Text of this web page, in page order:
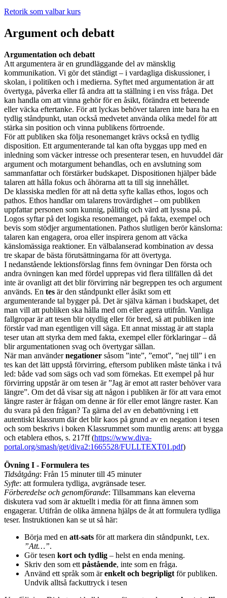
Retorik som valbar kurs
Argument och debatt
Argumentation och debatt
Att argumentera är en grundläggande del av mänsklig
kommunikation. Vi gör det ständigt – i vardagliga diskussioner, i
skolan, i politiken och i medierna. Syftet med argumentation är att
övertyga, påverka eller få andra att ta ställning i en viss fråga. Det
kan handla om att vinna gehör för en åsikt, förändra ett beteende
eller väcka eftertanke. För att lyckas behöver talaren inte bara ha en
tydlig ståndpunkt, utan också medvetet använda olika medel för att
stärka sin position och vinna publikens förtroende.
För att publiken ska följa resonemanget krävs också en tydlig
disposition. Ett argumenterande tal kan ofta byggas upp med en
inledning som väcker intresse och presenterar tesen, en huvuddel där
argument och motargument behandlas, och en avslutning som
sammanfattar och förstärker budskapet. Dispositionen hjälper både
talaren att hålla fokus och åhörarna att ta till sig innehållet.
De klassiska medlen för att nå detta syfte kallas ethos, logos och
pathos. Ethos handlar om talarens trovärdighet – om publiken
uppfattar personen som kunnig, pålitlig och värd att lyssna på.
Logos syftar på det logiska resonemanget, på fakta, exempel och
bevis som stödjer argumentationen. Pathos slutligen berör känslorna:
talaren kan engagera, oroa eller inspirera genom att väcka
känslomässiga reaktioner. En välbalanserad kombination av dessa
tre skapar de bästa förutsättningarna för att övertyga.
I nedanstående lektionsförslag finns fem övningar Den första och
andra övningen kan med fördel upprepas vid flera tillfällen då det
inte är ovanligt att det blir förvirring när begreppen tes och argument
används. En tes är den ståndpunkt eller åsikt som ett
argumenterande tal bygger på. Det är själva kärnan i budskapet, det
man vill att publiken ska hålla med om eller agera utifrån. Vanliga
fallgropar är att tesen blir otydlig eller för bred, så att publiken inte
förstår vad man egentligen vill säga. Ett annat misstag är att stapla
teser utan att styrka dem med fakta, exempel eller förklaringar – då
blir argumentationen svag och övertygar sällan.
När man användernegationer såsom ”inte”, ”emot”, ”nej till” i en
tes kan det lätt uppstå förvirring, eftersom publiken måste tänka i två
led: både vad som sägs och vad som förnekas. Ett exempel på hur
förvirring uppstår är om tesen är ”Jag är emot att raster behöver vara
längre”. Om det då visar sig att någon i publiken är för att vara emot
längre raster är frågan om denne är för eller emot längre raster. Kan
du svara på den frågan? Ta gärna del av en debattövning i ett
autentiskt klassrum där det blir kaos på grund av en negation i tesen
och som beskrivs i boken Klassrummet som muntlig arens: att bygga
och etablera ethos, s. 217ff (https://www.diva-
portal.org/smash/get/diva2:1665528/FULLTEXT01.pdf)
Övning I - Formulera tes
Tidsåtgång: Från 15 minuter till 45 minuter
Syfte: att formulera tydliga, avgränsade teser.
Förberedelse och genomförande: Tillsammans kan eleverna
diskutera vad som är aktuellt i media för att finna ämnen som
engagerar. Utifrån de olika ämnena hjälps de åt att formulera tydliga
teser. Instruktionen kan se ut så här:
Börja med en att-sats för att markera din ståndpunkt, t.ex.
”Att…”.
Gör tesen kort och tydlig – helst en enda mening.
Skriv den som ett påstående, inte som en fråga.
Använd ett språk som ärenkelt och begripligt för publiken.
Undvik alltså fackuttryck i tesen